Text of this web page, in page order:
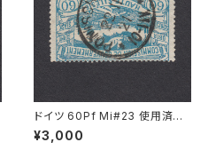
ドイツ 60Pf Mi#23 使用済み
切手｜PONISCHOWITZ 22.1
1.1921
¥3,000